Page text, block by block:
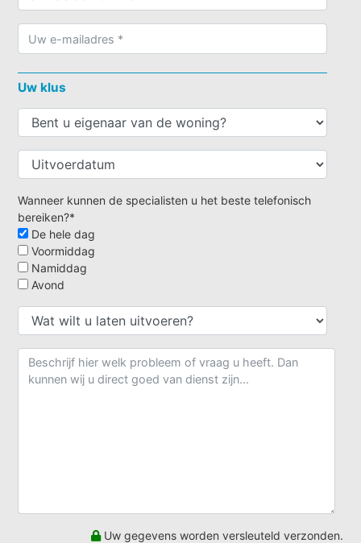
Uw klus
Wanneer kunnen de specialisten u het beste telefonisch
bereiken?*
De hele dag
Voormiddag
Namiddag
Avond
Uw gegevens worden versleuteld verzonden.